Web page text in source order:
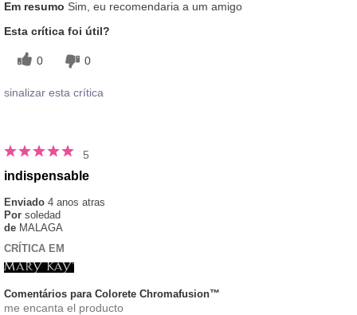
Em resumo Sim, eu recomendaria a um amigo
Esta crítica foi útil?
0 0
sinalizar esta crítica
5
indispensable
Enviado 4 anos atras
Por soledad
de MALAGA
CRÍTICA EM
Comentários para Colorete Chromafusion™
me encanta el producto